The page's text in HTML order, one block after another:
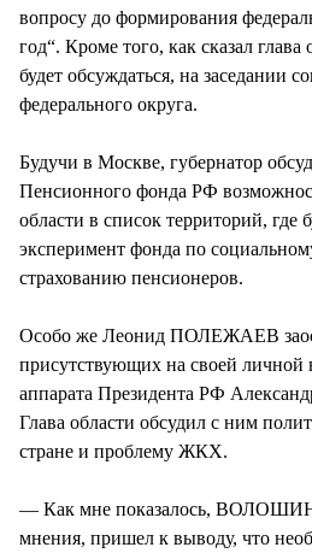
вопросу до формирования
год“. Кроме того, как сказал
будет обсуждаться, на заседании
федерального округа.
Будучи в Москве, губернатор
Пенсионного фонда РФ
области в список территорий, где
эксперимент фонда по
страхованию пенсионеров.
Особо же Леонид ПОЛЕЖАЕВ
присутствующих на своей личной
аппарата Президента РФ
Глава области обсудил с ним
стране и проблему ЖКХ.
— Как мне показалось,
мнения, пришел к выводу, что